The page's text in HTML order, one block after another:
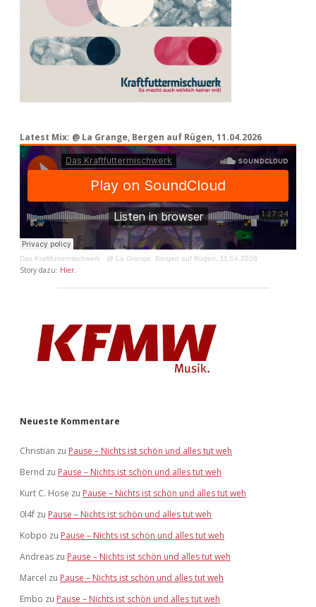
Latest Mix: @ La Grange, Bergen auf Rügen, 11.04.2026
Das Kraftfuttermischwerk · @ La Grange, Bergen auf Rügen, 11.04.2026
Story dazu: Hier
Neueste Kommentare
Christian zu Pause – Nichts ist schön und alles tut weh
Bernd zu Pause – Nichts ist schön und alles tut weh
Kurt C. Hose zu Pause – Nichts ist schön und alles tut weh
0l4f zu Pause – Nichts ist schön und alles tut weh
Kobpo zu Pause – Nichts ist schön und alles tut weh
Andreas zu Pause – Nichts ist schön und alles tut weh
Marcel zu Pause – Nichts ist schön und alles tut weh
Embo zu Pause – Nichts ist schön und alles tut weh